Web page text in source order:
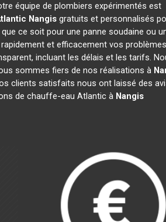
équipe de plombiers expérimentés est
Nangisgratuits et personnalisés
que ce soit pour une panne soudaine ou
et efficacement vos
incluant les délais et les tarifs.
sommes fiers de nos réalisations à
clients satisfaits nous ont laissé des
de chauffe-eau Atlantic à Nangis